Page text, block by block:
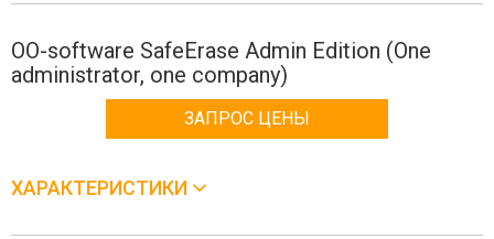
OO-software SafeErase Admin Edition (One
administrator, one company)
ЗАПРОС ЦЕНЫ
ХАРАКТЕРИСТИКИ